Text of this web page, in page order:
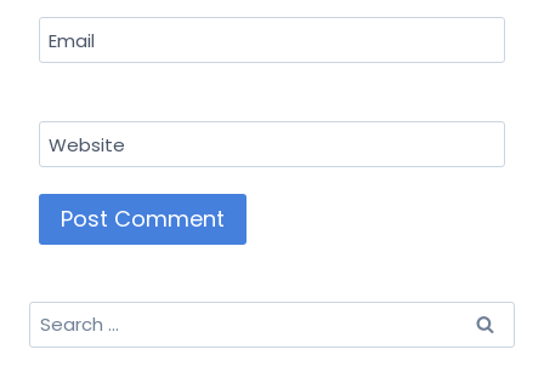
Email
Website
Search
for: